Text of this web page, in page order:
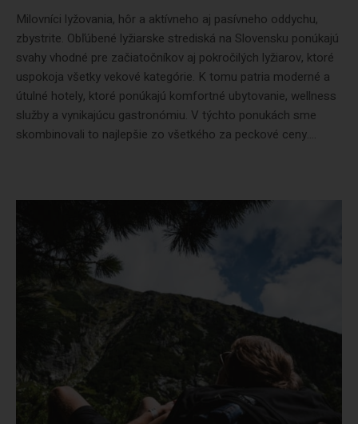
Milovníci lyžovania, hôr a aktívneho aj pasívneho oddychu,
zbystrite. Obľúbené lyžiarske strediská na Slovensku ponúkajú
svahy vhodné pre začiatočníkov aj pokročilých lyžiarov, ktoré
uspokoja všetky vekové kategórie. K tomu patria moderné a
útulné hotely, ktoré ponúkajú komfortné ubytovanie, wellness
služby a vynikajúcu gastronómiu. V týchto ponukách sme
skombinovali to najlepšie zo všetkého za peckové ceny....